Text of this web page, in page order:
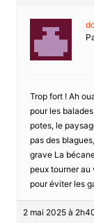
Trop fort ! Ah
pour les
potes, le
pas des
grave La
peux tourner au
pour éviter les
2 mai 2025 à